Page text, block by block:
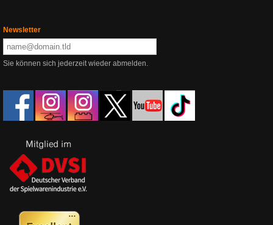
Newsletter
Sie können sich jederzeit wieder abmelden.